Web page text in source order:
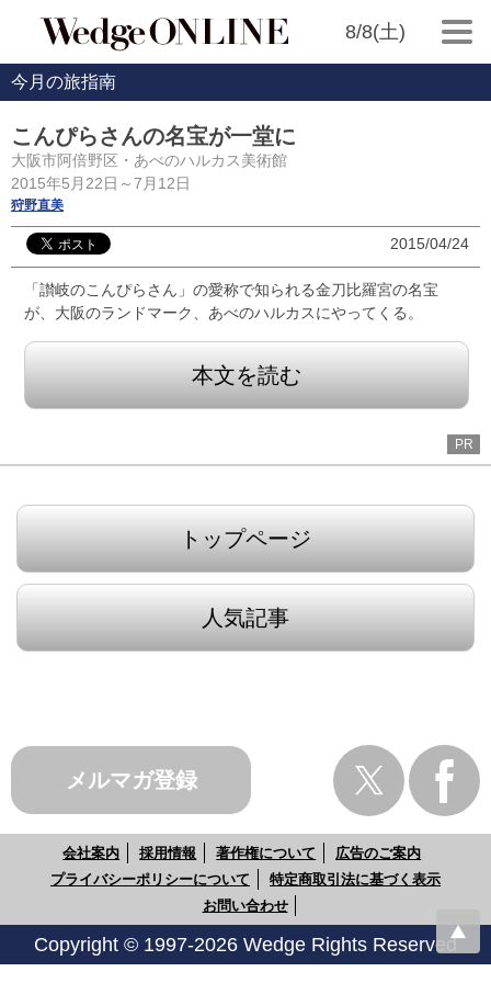
8/8(土)
今月の旅指南
こんぴらさんの名宝が一堂に
大阪市阿倍野区・あべのハルカス美術館
2015年5月22日～7月12日
狩野直美
2015/04/24
「讃岐のこんぴらさん」の愛称で知られる金刀比羅宮の名宝
が、大阪のランドマーク、あべのハルカスにやってくる。
本文を読む
PR
トップページ
人気記事
メルマガ登録
会社案内 採用情報 著作権について
広告のご案内
プライバシーポリシーについて
特定商取引法に基づく表示
お問い合わせ
Copyright © 1997-2026 Wedge Rights Reserved